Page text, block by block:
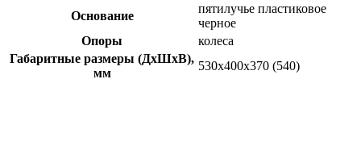
Основание
пятилучье пластиковое
черное
Опоры
колеса
Габаритные размеры (ДхШхВ),
мм
530х400х370 (540)